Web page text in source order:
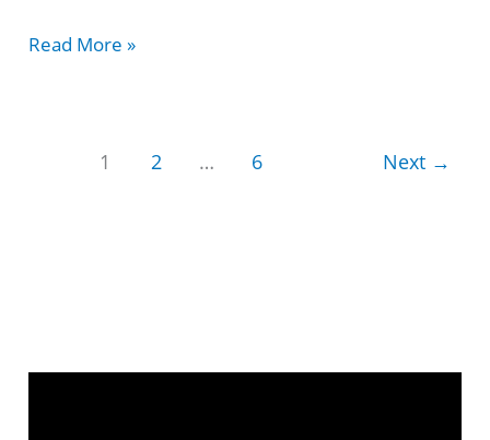
Saronin
Read More »
1 2 … 6 Next →